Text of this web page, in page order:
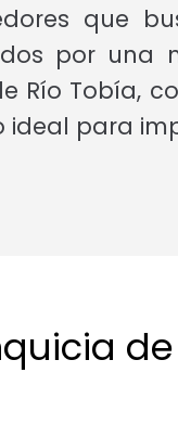
que
por una
Río Tobía,
ideal para